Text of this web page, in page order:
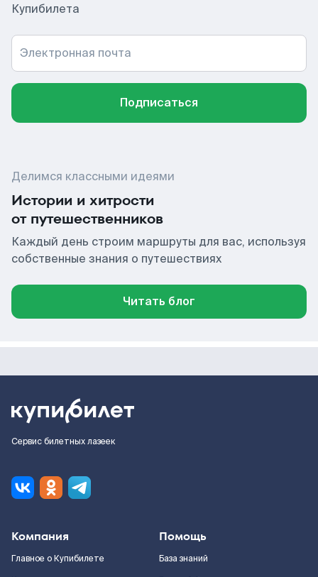
Купибилета
Электронная почта
Подписаться
Делимся классными идеями
Истории и хитрости
от путешественников
Каждый день строим маршруты для вас, используя
собственные знания о путешествиях
Читать блог
Сервис билетных лазеек
Компания
Главное о Купибилете
Помощь
База знаний